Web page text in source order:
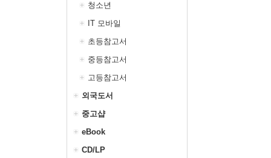
청소년
IT 모바일
초등참고서
중등참고서
고등참고서
외국도서
중고샵
eBook
CD/LP